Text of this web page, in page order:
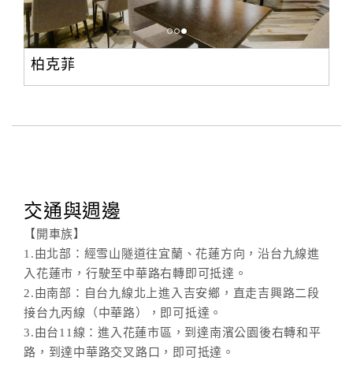
柏克菲
交通與週邊
【開車族】
1.由北部：經雪山隧道往宜蘭、花蓮方向，沿台九線進
入花蓮市，行駛至中華路右轉即可抵達。
2.由南部：自台九線北上進入吉安鄉，直走吉興路二段
接台九丙線（中華路），即可抵達。
3.由台11線：進入花蓮市區，到達南濱公園後右轉和平
路，到達中華路交叉路口，即可抵達。